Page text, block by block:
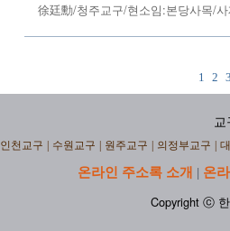
徐廷勳/청주교구/현소임:본당사목/
1 2
교
인천교구 수원교구 원주교구 의정부교구
온라인 주소록 소개 | 온
Copyright ⓒ